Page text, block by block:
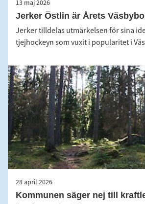
13 maj 2026
Jerker Östlin är Årets Väsbybo
Jerker tilldelas utmärkelsen för sina
tjejhockeyn som vuxit i popularitet i
28 april 2026
Kommunen säger nej till